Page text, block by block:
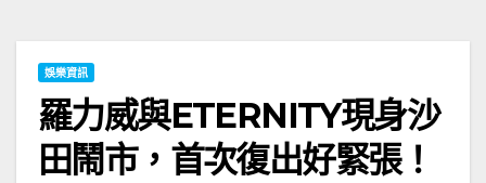
娛樂資訊
羅力威與ETERNITY現身沙
田鬧市，首次復出好緊張！